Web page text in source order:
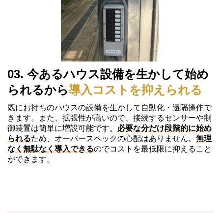
03. 今あるハウス設備を生かして始め
られるから導入コストを抑えられる
既にお持ちのハウスの設備を生かして自動化・遠隔操作で
きます。また、拡張性が高いので、接続するセンサーや制
御装置は簡単に増設可能です。 必要な分だけ段階的に始め
られるため、オーバースペックの心配はありません。 無理
なく無駄なく導入できるのでコストを最低限に抑えること
ができます。